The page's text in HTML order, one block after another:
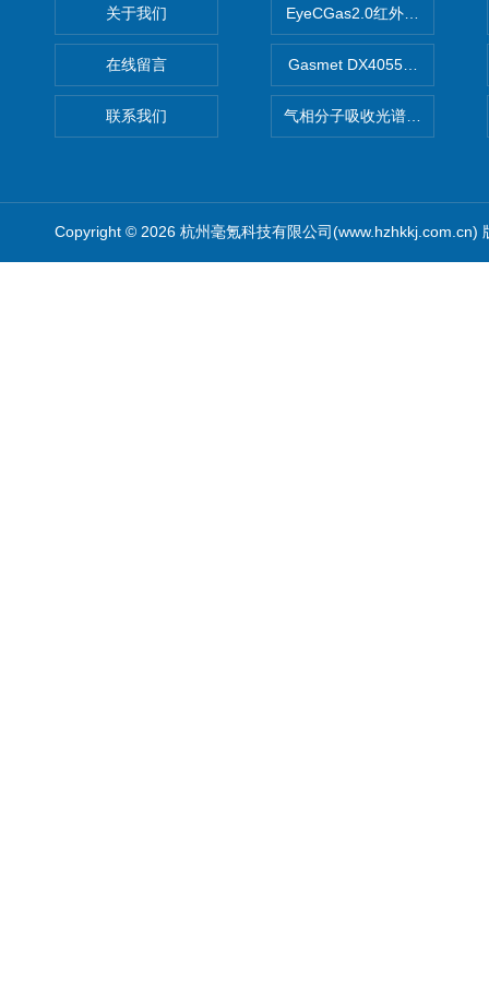
关于我们
在线留言
联系我们
EyeCGas2.0红外热成像仪
Gasmet DX4055便携式傅里
气相分子吸收光谱仪（HGMA
Copyright © 2026 杭州毫氪科技有限公司(www.hzhkkj.com.cn)